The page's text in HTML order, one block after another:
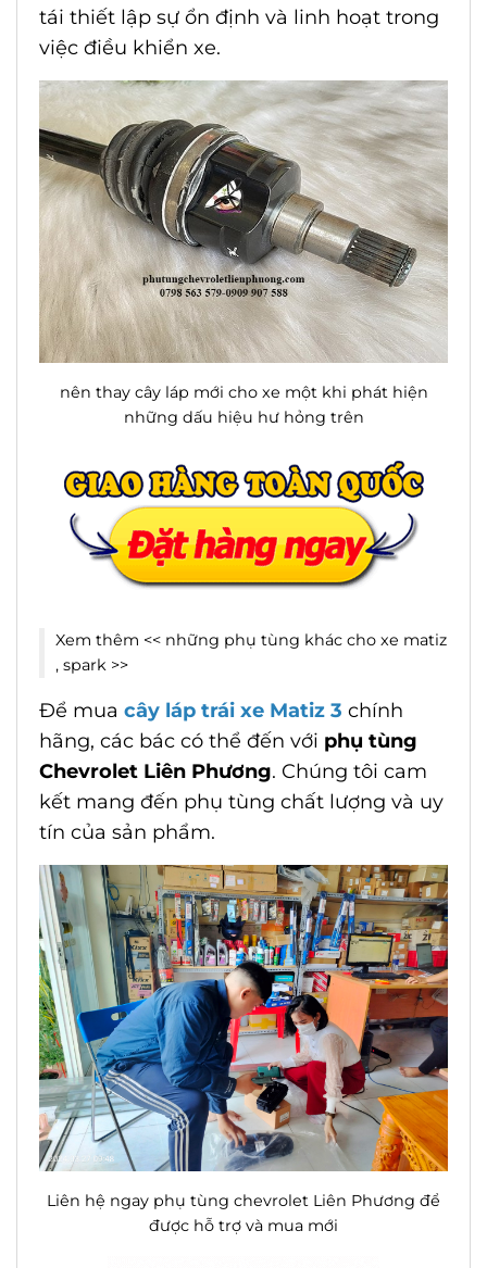
tái thiết lập sự ổn định và linh hoạt trong
việc điều khiển xe.
nên thay cây láp mới cho xe một khi phát hiện
những dấu hiệu hư hỏng trên
Xem thêm << những phụ tùng khác cho xe matiz
, spark >>
Để mua cây láp trái xe Matiz 3 chính
hãng, các bác có thể đến với phụ tùng
Chevrolet Liên Phương. Chúng tôi cam
kết mang đến phụ tùng chất lượng và uy
tín của sản phẩm.
Liên hệ ngay phụ tùng chevrolet Liên Phương để
được hỗ trợ và mua mới